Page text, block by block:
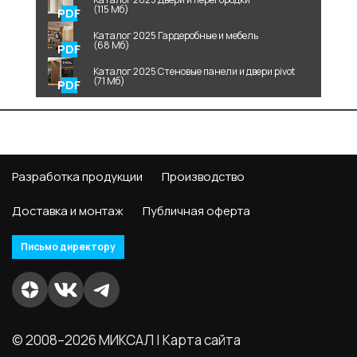
(115 Мб)
Каталог 2025 Гардеробные и мебель
(68 Мб)
Каталог 2025 Стеновые панели и двери pivot
(71 Мб)
Разработка продукции Производство
Доставка и монтаж Публичная оферта
Письмо директору
© 2008–2026 МИКСАЛ | Карта сайта